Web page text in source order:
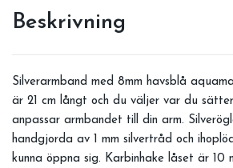
Beskrivning
Silverarmband med 8mm havsblå
är 21 cm långt och du väljer var du
anpassar armbandet till din arm.
handgjorda av 1 mm silvertråd och
kunna öppna sig. Karbinhake låset är 10